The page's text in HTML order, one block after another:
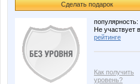
Сделать подарок
популярность:
Не участвует в
рейтинге
Как получить
уровень?